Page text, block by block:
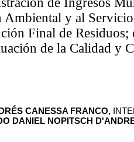
Ambiental y al
Final de
de la Calidad y
CANESSA FRANCO,
DANIEL NOPITSCH